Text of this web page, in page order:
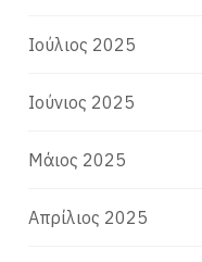
Ιούλιος 2025
Ιούνιος 2025
Μάιος 2025
Απρίλιος 2025